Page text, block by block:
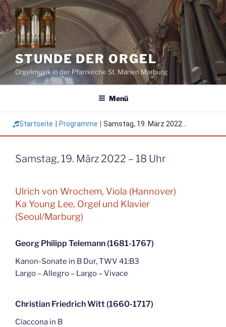
Zum
Inhalt
springen
STUNDE DER ORGEL
Orgelmusik in der Pfarrkirche St. Marien Marburg
Menü
Startseite Programme Samstag, 19. März 2022...
Samstag, 19. März 2022 – 18 Uhr
Ulrich von Wrochem, Viola (Hannover)
Ka Young Lee, Orgel und Klavier
(Seoul/Marburg)
Georg Philipp Telemann (1681-1767)
Kanon-Sonate in B Dur, TWV 41:B3
Largo – Allegro – Largo – Vivace
Christian Friedrich Witt (1660-1717)
Ciaccona in B